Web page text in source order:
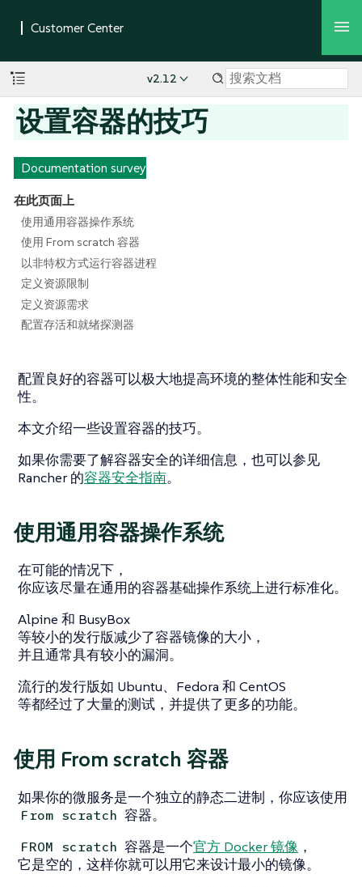
v2.12
设置容器的技巧
Documentation survey
在此页面上
使用通用容器操作系统
使用 From scratch 容器
以非特权方式运行容器进程
定义资源限制
定义资源需求
配置存活和就绪探测器
配置良好的容器可以极大地提高环境的整体性能和安全
性。
本文介绍一些设置容器的技巧。
如果你需要了解容器安全的详细信息，也可以参见
Rancher 的容器安全指南。
使用通用容器操作系统
在可能的情况下，
你应该尽量在通用的容器基础操作系统上进行标准化。
Alpine 和 BusyBox
等较小的发行版减少了容器镜像的大小，
并且通常具有较小的漏洞。
流行的发行版如 Ubuntu、Fedora 和 CentOS
等都经过了大量的测试，并提供了更多的功能。
使用 From scratch 容器
如果你的微服务是一个独立的静态二进制，你应该使用
From scratch 容器。
FROM scratch 容器是一个官方 Docker 镜像 ，
它是空的，这样你就可以用它来设计最小的镜像。